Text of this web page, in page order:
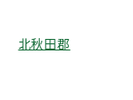
北秋田郡